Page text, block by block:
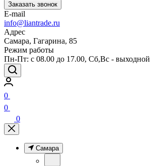
Заказать звонок
E-mail
info@liantrade.ru
Адрес
Самара, Гагарина, 85
Режим работы
Пн-Пт: c 08.00 до 17.00, Cб,Вс - выходной
0
0
0
Самара